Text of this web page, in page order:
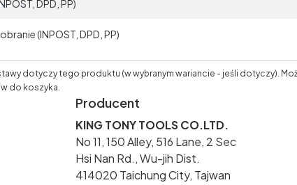
DPD, PP)
(INPOST, DPD, PP)
dotyczy tego produktu (w wybranym wariancie - jeśli dotyczy).
do koszyka.
Producent
KING TONY TOOLS CO.LTD.
No 11, 150 Alley, 516 Lane, 2 Sec
Hsi Nan Rd., Wu-jih Dist.
414020 Taichung City, Tajwan